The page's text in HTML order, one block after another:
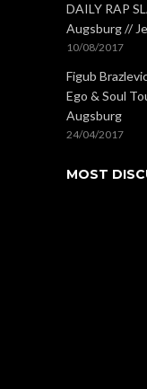
DAILY RAP
Augsburg //
10/08/2017
Figub
Ego & Soul
Augsburg
24/04/2017
MOST